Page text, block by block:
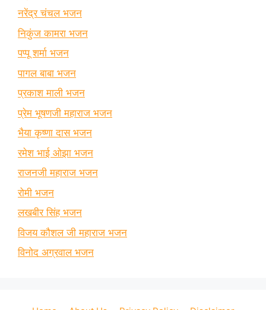
नरेंद्र चंचल भजन
निकुंज कामरा भजन
पप्पू शर्मा भजन
पागल बाबा भजन
प्रकाश माली भजन
प्रेम भूषणजी महाराज भजन
भैया कृष्णा दास भजन
रमेश भाई ओझा भजन
राजनजी महाराज भजन
रोमी भजन
लखबीर सिंह भजन
विजय कौशल जी महाराज भजन
विनोद अग्रवाल भजन